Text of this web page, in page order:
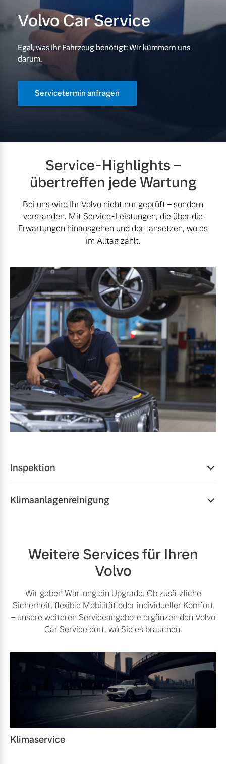
Gebrauchtwagen
Aktuelle Zubehörangebote
Zubehörkatalog
Service by Volvo
Unsere News & Events
Volvo Car Service
Egal, was Ihr Fahrzeug benötigt: Wir kümmern uns
darum.
Servicetermin anfragen
Service-Highlights –
übertreffen jede Wartung
Bei uns wird Ihr Volvo nicht nur geprüft – sondern
verstanden. Mit Service-Leistungen, die über die
Erwartungen hinausgehen und dort ansetzen, wo es
im Alltag zählt.
Inspektion
Qualitätsversprechen, das Leistung, Sicherheit und
Mehr erfahren
Klimaanlagenreinigung
Raumklima, in Ihrem Volvo, sondern auch für eine
höhere Wirtschaftlichkeit durch eine bessere Effizienz
auch bei höheren Temperaturen.
Mehr erfahren
Weitere Services für Ihren
Volvo
Wir geben Wartung ein Upgrade. Ob zusätzliche
Sicherheit, flexible Mobilität oder individueller Komfort
– unsere weiteren Serviceangebote ergänzen den Volvo
Car Service dort, wo Sie es brauchen.
Klimaservice